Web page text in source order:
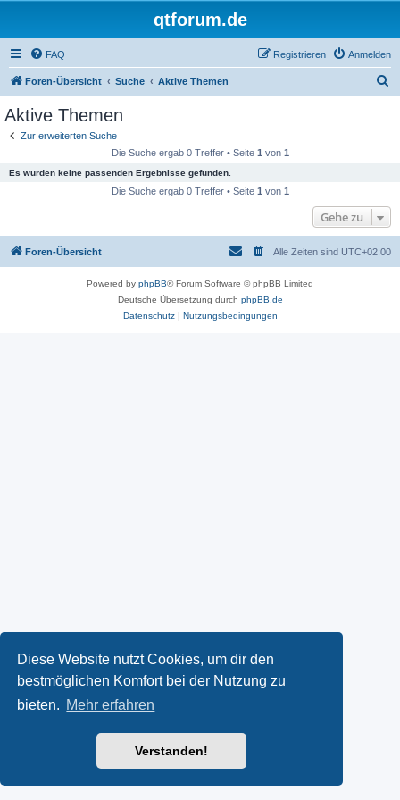
Diese Website nutzt Cookies, um dir den
bestmöglichen Komfort bei der Nutzung zu
bieten. Mehr erfahren
Verstanden!
qtforum.de
FAQ Anmelden
Registrieren
Foren-Übersicht Suche Aktive Themen
Aktive Themen
Zur erweiterten Suche
Die Suche ergab 0 Treffer • Seite 1 von 1
Es wurden keine passenden Ergebnisse gefunden.
Die Suche ergab 0 Treffer • Seite 1 von 1
Gehe zu
Foren-Übersicht Alle Zeiten sind UTC+02:00
Powered by phpBB® Forum Software © phpBB Limited
Deutsche Übersetzung durch phpBB.de
Datenschutz| Nutzungsbedingungen